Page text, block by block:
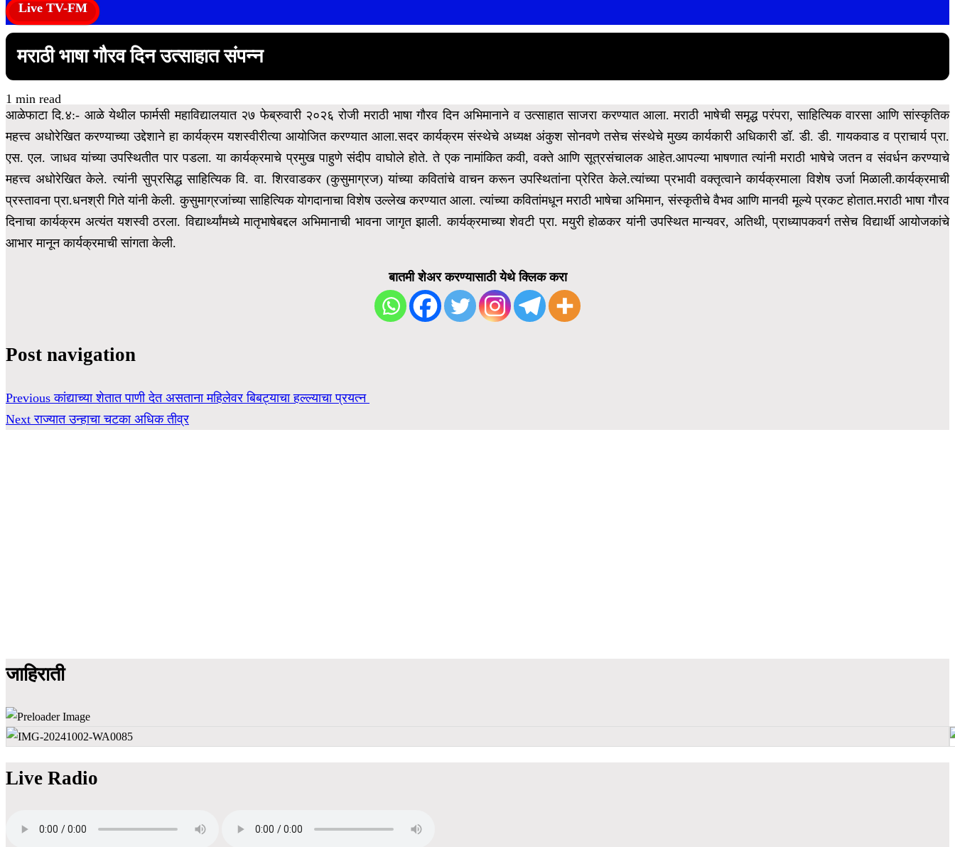
Live TV-FM
मराठी भाषा गौरव दिन उत्साहात संपन्न
1 min read
आळेफाटा दि.४:- आळे येथील फार्मसी महाविद्यालयात २७ फेब्रुवारी २०२६ रोजी मराठी भाषा गौरव दिन अभिमानाने व उत्साहात साजरा करण्यात आला. मराठी भाषेची समृद्ध परंपरा, साहित्यिक वारसा आणि सांस्कृतिक
महत्त्व अधोरेखित करण्याच्या उद्देशाने हा कार्यक्रम यशस्वीरीत्या आयोजित करण्यात आला.सदर कार्यक्रम संस्थेचे अध्यक्ष अंकुश सोनवणे तसेच संस्थेचे मुख्य कार्यकारी अधिकारी डॉ. डी. डी. गायकवाड व प्राचार्य प्रा.
एस. एल. जाधव यांच्या उपस्थितीत पार पडला. या कार्यक्रमाचे प्रमुख पाहुणे संदीप वाघोले होते. ते एक नामांकित कवी, वक्ते आणि सूत्रसंचालक आहेत.आपल्या भाषणात त्यांनी मराठी भाषेचे जतन व संवर्धन करण्याचे
महत्त्व अधोरेखित केले.त्यांनी सुप्रसिद्ध साहित्यिक वि. वा. शिरवाडकर (कुसुमाग्रज) यांच्या कवितांचे वाचन करून उपस्थितांना प्रेरित केले.त्यांच्या प्रभावी वक्तृत्वाने कार्यक्रमाला विशेष उर्जा मिळाली.कार्यक्रमाची
प्रस्तावना प्रा.धनश्री गिते यांनी केली. कुसुमाग्रजांच्या साहित्यिक योगदानाचा विशेष उल्लेख करण्यात आला. त्यांच्या कवितांमधून मराठी भाषेचा अभिमान, संस्कृतीचे वैभव आणि मानवी मूल्ये प्रकट होतात.मराठी भाषा गौरव
दिनाचा कार्यक्रम अत्यंत यशस्वी ठरला.विद्यार्थ्यांमध्ये मातृभाषेबद्दल अभिमानाची भावना जागृत झाली. कार्यक्रमाच्या शेवटी प्रा. मयुरी होळकर यांनी उपस्थित मान्यवर, अतिथी, प्राध्यापकवर्ग तसेच विद्यार्थी आयोजकांचे
आभार मानून कार्यक्रमाची सांगता केली.
बातमी शेअर करण्यासाठी येथे क्लिक करा
Post navigation
Previous कांद्याच्या शेतात पाणी देत असताना महिलेवर बिबट्याचा हल्ल्याचा प्रयत्न
Next राज्यात उन्हाचा चटका अधिक तीव्र
जाहिराती
Live Radio